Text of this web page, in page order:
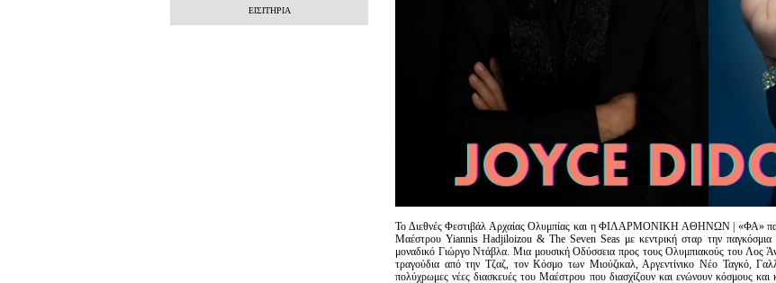
Το Διεθνές Φεστιβάλ Αρχαίας Ολυμπίας και η ΦΙΛΑΡΜΟΝΙΚΗ ΑΘΗΝΩΝ | «ΦΑ»
Μαέστρου Yiannis Hadjiloizou & The Seven Seas με κεντρική σταρ την
μοναδικό Γιώργο Ντάβλα. Μια μουσική Οδύσσεια προς τους Ολυμπιακούς του Λος
τραγούδια από την Τζαζ, τον Κόσμο των Μιούζικαλ, Αργεντίνικο Νέο Ταγκό,
πολύχρωμες νέες διασκευές του Μαέστρου που διασχίζουν και ενώνουν κόσμους
ΕΙΣΙΤΗΡΙΑ